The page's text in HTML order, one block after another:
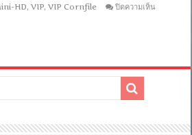
HD,VIP,VIP Cornfile ปิดความเห็น
(2017)
ไทย